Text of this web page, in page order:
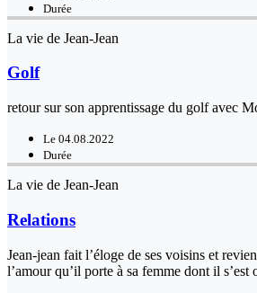
Durée
La vie de Jean-Jean
Golf
retour sur son apprentissage du golf avec
Le 04.08.2022
Durée
La vie de Jean-Jean
Relations
Jean-jean fait l’éloge de ses voisins et
l’amour qu’il porte à sa femme dont il s’est